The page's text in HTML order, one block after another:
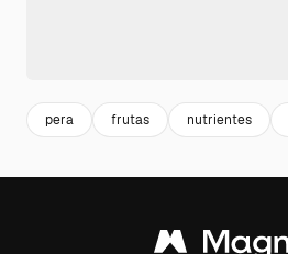
pera frutas nutrientes